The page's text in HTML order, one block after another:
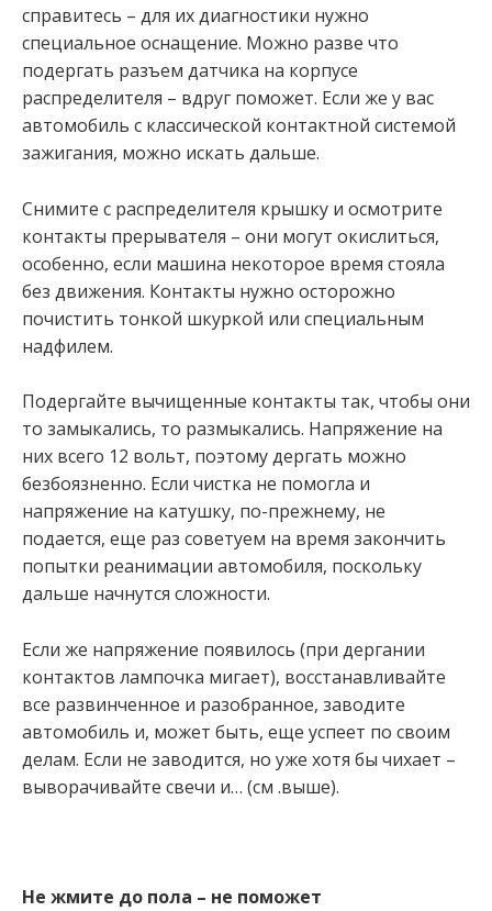
справитесь – для их диагностики нужно
специальное оснащение. Можно разве что
подергать разъем датчика на корпусе
распределителя – вдруг поможет. Если же у вас
автомобиль с классической контактной системой
зажигания, можно искать дальше.
Снимите с распределителя крышку и осмотрите
контакты прерывателя – они могут окислиться,
особенно, если машина некоторое время стояла
без движения. Контакты нужно осторожно
почистить тонкой шкуркой или специальным
надфилем.
Подергайте вычищенные контакты так, чтобы они
то замыкались, то размыкались. Напряжение на
них всего 12 вольт, поэтому дергать можно
безбоязненно. Если чистка не помогла и
напряжение на катушку, по-прежнему, не
подается, еще раз советуем на время закончить
попытки реанимации автомобиля, поскольку
дальше начнутся сложности.
Если же напряжение появилось (при дергании
контактов лампочка мигает), восстанавливайте
все развинченное и разобранное, заводите
автомобиль и, может быть, еще успеет по своим
делам. Если не заводится, но уже хотя бы чихает –
выворачивайте свечи и… (см .выше).
Не жмите до пола – не поможет